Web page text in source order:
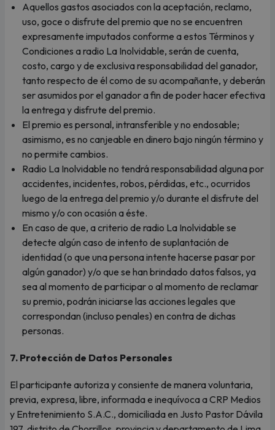
Aquellos gastos asociados con la aceptación, reclamo,
uso, goce o disfrute del premio que no se encuentren
expresamente imputados conforme a estos Términos y
Condiciones a radio La Inolvidable, serán de cuenta,
costo, cargo y de exclusiva responsabilidad del ganador,
tanto respecto de él como de su acompañante, y deberán
ser asumidos por el ganador a fin de poder hacer efectiva
la entrega y disfrute del premio.
El premio es personal, intransferible y no endosable;
asimismo, es no canjeable en dinero bajo ningún término y
no permite cambios.
Radio La Inolvidable no tendrá responsabilidad alguna por
accidentes, incidentes, robos, pérdidas, etc., ocurridos
luego de la entrega del premio y/o durante el disfrute del
mismo y/o con ocasión a éste.
En caso de que, a criterio de radio La Inolvidable se
detecte algún caso de intento de suplantación de
identidad (o que una persona intente hacerse pasar por
algún ganador) y/o que se han brindado datos falsos, ya
sea al momento de participar o al momento de reclamar
su premio, podrán iniciarse las acciones legales que
correspondan (incluso penales) en contra de dichas
personas.
7. Protección de Datos Personales
El participante autoriza y consiente de manera voluntaria,
previa, expresa, libre, informada e inequívoca a CRP Medios
y Entretenimiento S.A.C., domiciliada en Justo Pastor Dávila